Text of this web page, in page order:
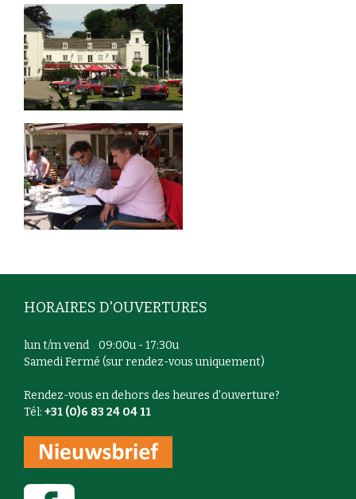
HORAIRES D'OUVERTURES
lun t/m vend 09:00u - 17:30u
Samedi Fermé (sur rendez-vous uniquement)
Rendez-vous en dehors des heures d'ouverture?
Tél: +31 (0)6 83 24 04 11